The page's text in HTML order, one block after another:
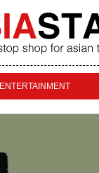
ENTERTAINMENT